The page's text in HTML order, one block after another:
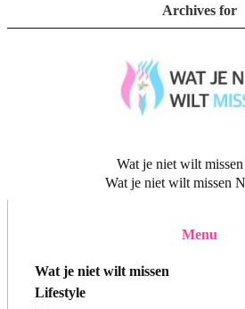
Archives for
Wat je niet wilt
Wat je niet wilt missen
Menu
Wat je niet wilt missen
Lifestyle